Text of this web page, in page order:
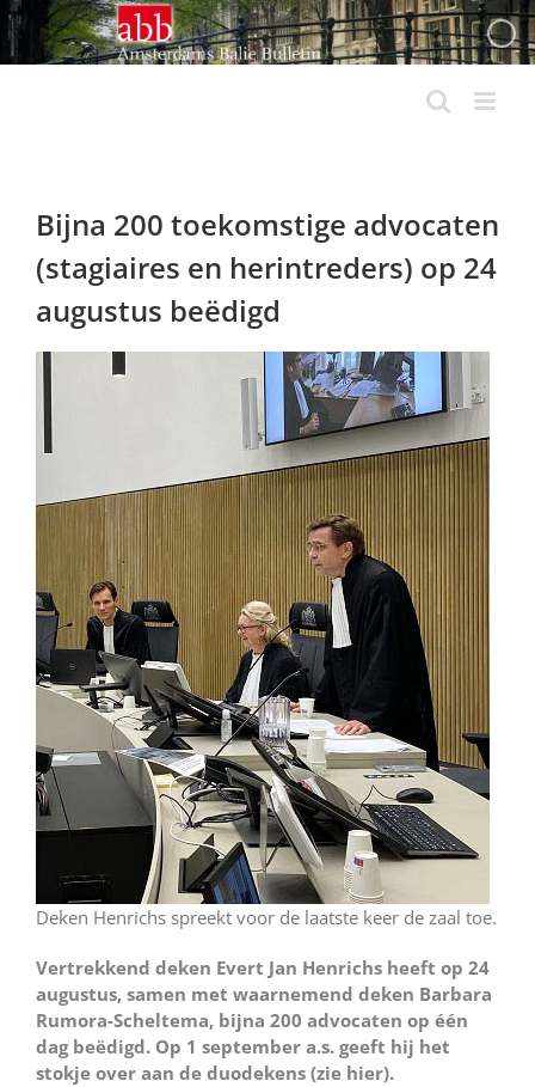
Ga
naar
inhoud
Bijna 200 toekomstige advocaten
(stagiaires en herintreders) op 24
augustus beëdigd
Deken Henrichs spreekt voor de laatste keer de zaal toe.
Vertrekkend deken Evert Jan Henrichs heeft op 24
augustus, samen met waarnemend deken Barbara
Rumora-Scheltema, bijna 200 advocaten op één
dag beëdigd. Op 1 september a.s. geeft hij het
stokje over aan de duodekens (zie hier).